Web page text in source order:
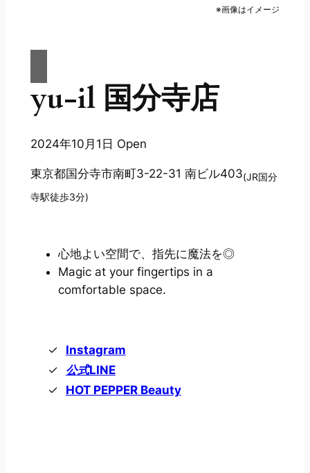
※画像はイメージ
yu-il 国分寺店
2024年10月1日 Open
東京都国分寺市南町3-22-31 南ビル403(JR国分
寺駅徒歩3分)
心地よい空間で、指先に魔法を◎
Magic at your fingertips in a
comfortable space.
Instagram
公式LINE
HOT PEPPER Beauty